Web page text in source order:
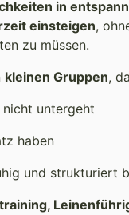
in
einsteigen,
zu müssen.
kleinen Gruppen,
untergeht
haben
und strukturiert